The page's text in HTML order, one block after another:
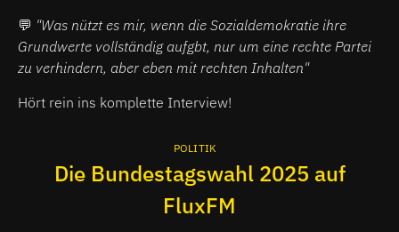
💬 "Was nützt es mir, wenn die Sozialdemokratie ihre
Grundwerte vollständig aufgbt, nur um eine rechte Partei
zu verhindern, aber eben mit rechten Inhalten"
Hört rein ins komplette Interview!
POLITIK
Die Bundestagswahl 2025 auf
FluxFM